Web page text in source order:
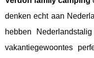
denken echt aan
hebben
vakantiegewoontes